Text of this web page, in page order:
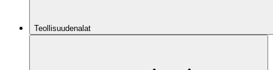
Teollisuudenalat